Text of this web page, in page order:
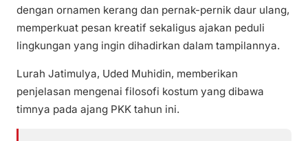
dengan ornamen kerang dan pernak-pernik daur ulang,
memperkuat pesan kreatif sekaligus ajakan peduli
lingkungan yang ingin dihadirkan dalam tampilannya.
Lurah Jatimulya, Uded Muhidin, memberikan
penjelasan mengenai filosofi kostum yang dibawa
timnya pada ajang PKK tahun ini.